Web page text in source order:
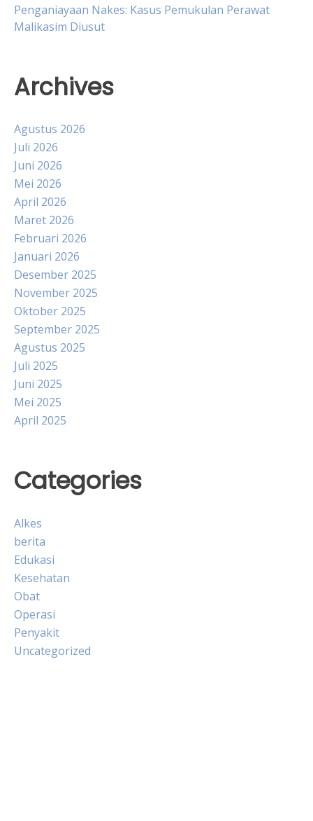
Penganiayaan Nakes: Kasus Pemukulan Perawat
Malikasim Diusut
Archives
Agustus 2026
Juli 2026
Juni 2026
Mei 2026
April 2026
Maret 2026
Februari 2026
Januari 2026
Desember 2025
November 2025
Oktober 2025
September 2025
Agustus 2025
Juli 2025
Juni 2025
Mei 2025
April 2025
Categories
Alkes
berita
Edukasi
Kesehatan
Obat
Operasi
Penyakit
Uncategorized